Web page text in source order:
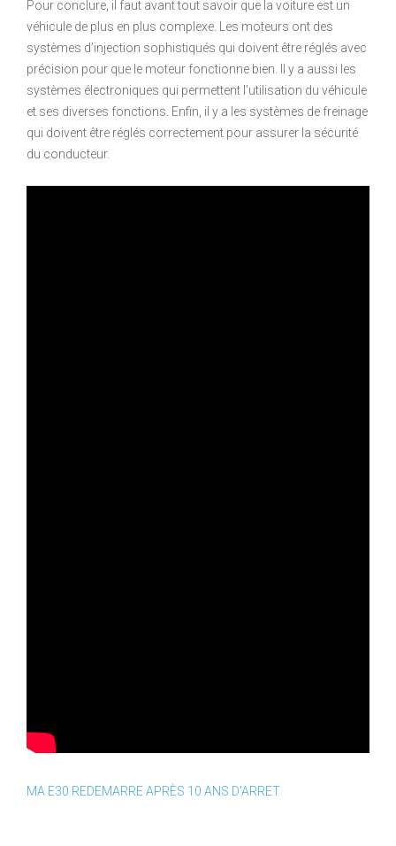
Pour conclure, il faut avant tout savoir que la voiture est un
véhicule de plus en plus complexe. Les moteurs ont des
systèmes d’injection sophistiqués qui doivent être réglés avec
précision pour que le moteur fonctionne bien. Il y a aussi les
systèmes électroniques qui permettent l’utilisation du véhicule
et ses diverses fonctions. Enfin, il y a les systèmes de freinage
qui doivent être réglés correctement pour assurer la sécurité
du conducteur.
MA E30 REDEMARRE APRÈS 10 ANS D'ARRET